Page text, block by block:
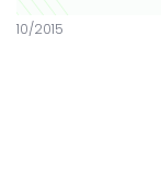
10/2015